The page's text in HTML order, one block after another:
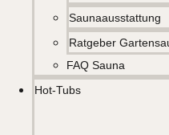
Saunaausstattung
Ratgeber
FAQ Sauna
Hot-Tubs